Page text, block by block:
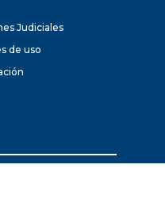
Judiciales
de uso